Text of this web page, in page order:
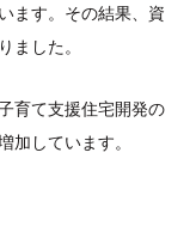
ます。その結果、資
ました。
育て支援住宅開発の
加しています。